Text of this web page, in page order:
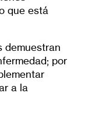
que está
demuestran
por
a la